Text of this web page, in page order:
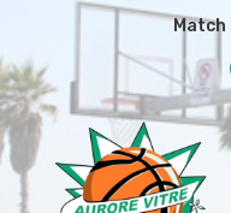
Match